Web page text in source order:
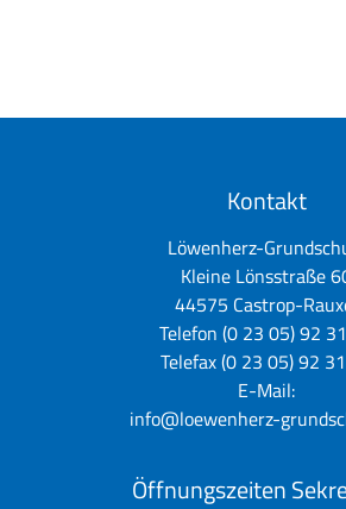
Kontakt
Löwenherz-
Kleine Lönsstraße
44575 Castrop-
Telefon (0 23 05) 92
Telefax (0 23 05) 92
E-Mail:
info@loewenherz-
Öffnungszeiten